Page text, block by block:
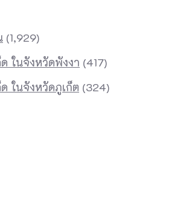
(1,929)
ในจังหวัดพังงา (417)
ในจังหวัดภูเก็ต (324)